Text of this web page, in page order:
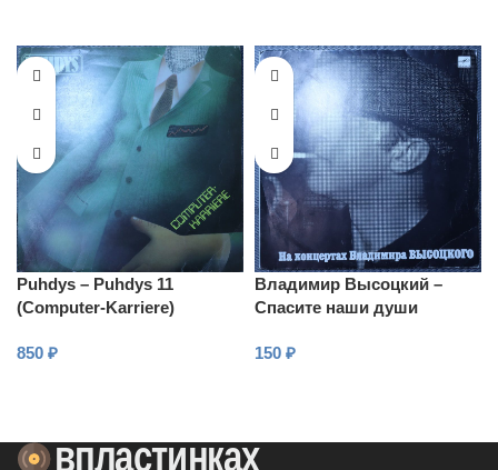
Puhdys – Puhdys 11
(Computer-Karriere)
850 ₽
Владимир Высоцкий –
Спасите наши души
150 ₽